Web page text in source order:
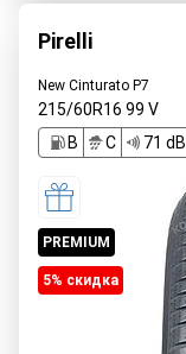
Pirelli
New Cinturato P7
215/60R16 99 V
B
C 71 dB
PREMIUM
5% cкидка